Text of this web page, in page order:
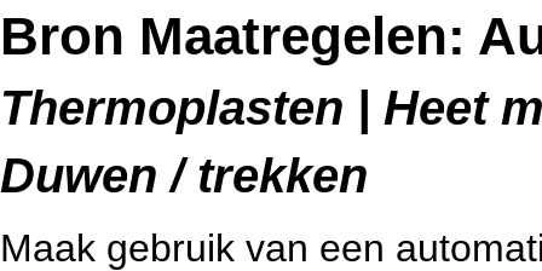
Bron Maatregelen:
Thermoplasten | Heet
Duwen / trekken
Maak gebruik van een